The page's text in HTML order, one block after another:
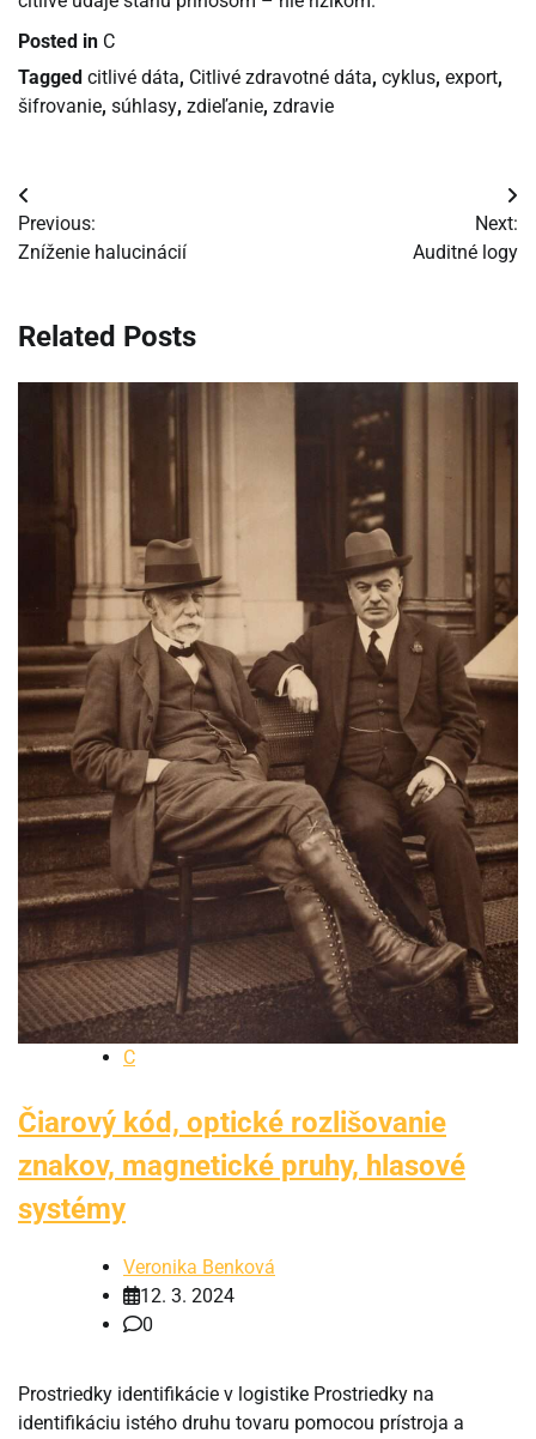
Posted in C
Tagged citlivé dáta, Citlivé zdravotné dáta, cyklus, export,
šifrovanie, súhlasy, zdieľanie, zdravie
Navigácia
v
Previous:
Zníženie halucinácií
Next:
Auditné logy
Related Posts
C
Čiarový kód, optické rozlišovanie
znakov, magnetické pruhy, hlasové
systémy
Veronika Benková
12. 3. 2024
0
Prostriedky identifikácie v logistike Prostriedky na
identifikáciu istého druhu tovaru pomocou prístroja a